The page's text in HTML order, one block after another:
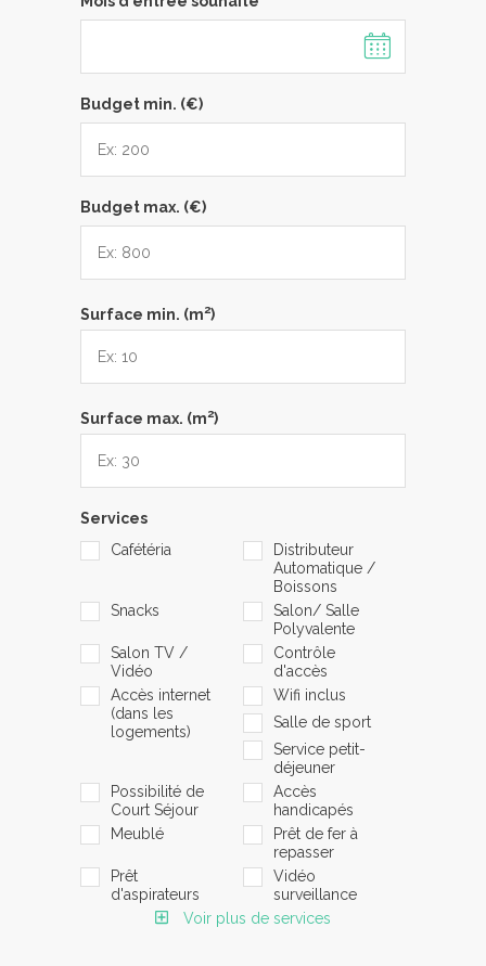
Budget min. (€)
Budget max. (€)
Surface min. (m2)
Surface max. (m2)
Services
Cafétéria
Distributeur
Automatique /
Boissons
Snacks
Salon/ Salle
Polyvalente
Salon TV /
Vidéo
Contrôle
d'accès
Accès internet
(dans les
logements)
Wifi inclus
Salle de sport
Service petit-
déjeuner
Possibilité de
Court Séjour
Accès
handicapés
Meublé
Prêt de fer à
repasser
Prêt
d'aspirateurs
Vidéo
surveillance
Voir plus de services